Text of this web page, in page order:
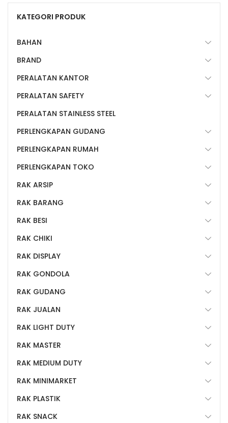
KATEGORI PRODUK
BAHAN
BRAND
PERALATAN KANTOR
PERALATAN SAFETY
PERALATAN STAINLESS STEEL
PERLENGKAPAN GUDANG
PERLENGKAPAN RUMAH
PERLENGKAPAN TOKO
RAK ARSIP
RAK BARANG
RAK BESI
RAK CHIKI
RAK DISPLAY
RAK GONDOLA
RAK GUDANG
RAK JUALAN
RAK LIGHT DUTY
RAK MASTER
RAK MEDIUM DUTY
RAK MINIMARKET
RAK PLASTIK
RAK SNACK